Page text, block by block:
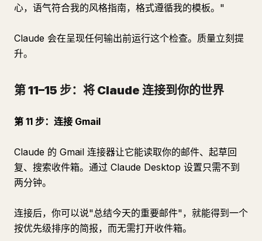
心，语气符合我的风格指南，格式遵循我的模板。"
Claude 会在呈现任何输出前运行这个检查。质量立刻提
升。
第 11–15 步：将 Claude 连接到你的世界
第 11 步：连接 Gmail
Claude 的 Gmail 连接器让它能读取你的邮件、起草回
复、搜索收件箱。通过 Claude Desktop 设置只需不到
两分钟。
连接后，你可以说"总结今天的重要邮件"，就能得到一个
按优先级排序的简报，而无需打开收件箱。